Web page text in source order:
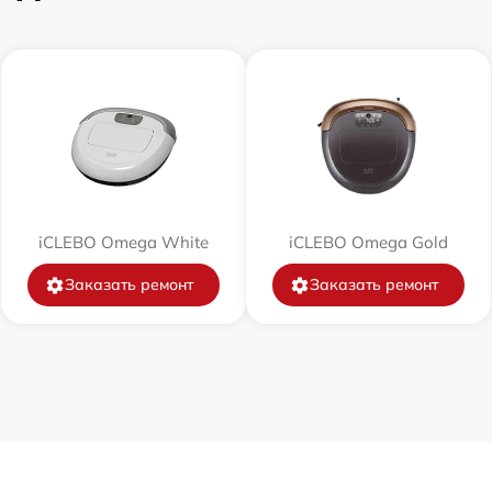
от 30 мин
iCLEBO Omega White
Заказать ремонт
iCLEBO Omega Gold
Заказать ремонт